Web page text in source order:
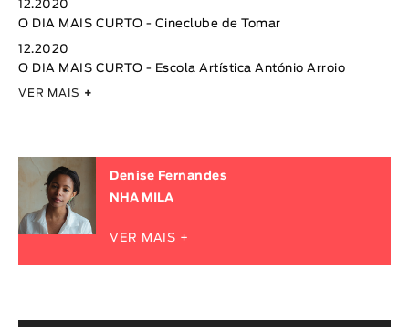
12.2020
O DIA MAIS CURTO - Cineclube de Tomar
12.2020
O DIA MAIS CURTO - Escola Artística António Arroio
VER MAIS +
Denise Fernandes
NHA MILA
VER MAIS +